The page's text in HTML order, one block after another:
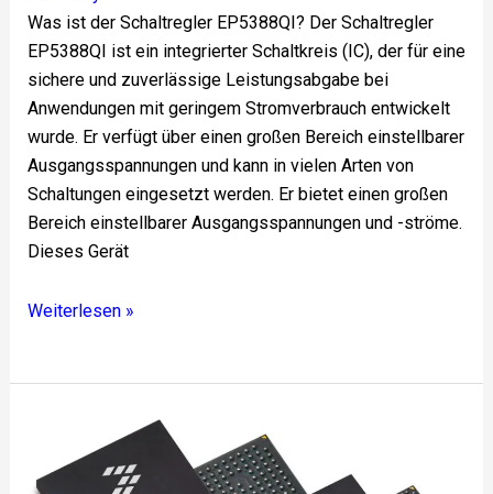
Was ist der Schaltregler EP5388QI? Der Schaltregler
EP5388QI ist ein integrierter Schaltkreis (IC), der für eine
sichere und zuverlässige Leistungsabgabe bei
Anwendungen mit geringem Stromverbrauch entwickelt
wurde. Er verfügt über einen großen Bereich einstellbarer
Ausgangsspannungen und kann in vielen Arten von
Schaltungen eingesetzt werden. Er bietet einen großen
Bereich einstellbarer Ausgangsspannungen und -ströme.
Dieses Gerät
Weiterlesen »
Energieverwaltung